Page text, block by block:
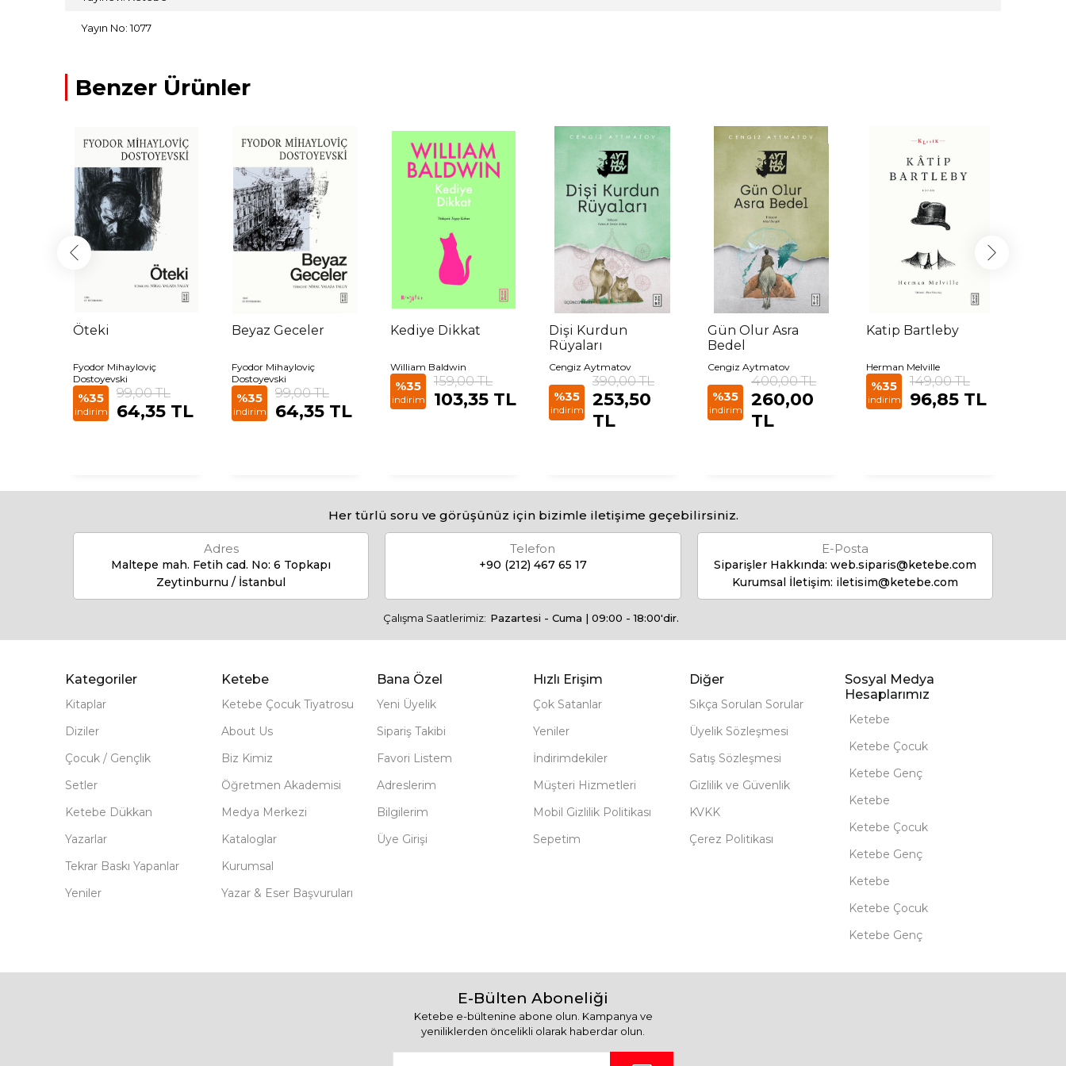
Yayın No: 1077
Benzer Ürünler
Öteki
Fyodor Mihayloviç
Dostoyevski
%35
indirim
99,00 TL
64,35 TL
Beyaz Geceler
Fyodor Mihayloviç
Dostoyevski
%35
indirim
99,00 TL
64,35 TL
Kediye Dikkat
William Baldwin
%35
indirim
159,00 TL
103,35 TL
Dişi Kurdun
Rüyaları
Cengiz Aytmatov
%35
indirim
390,00 TL
253,50
TL
Gün Olur Asra
Bedel
Cengiz Aytmatov
%35
indirim
400,00 TL
260,00
TL
Katip Bartleby
Herman Melville
%35
indirim
149,00 TL
96,85 TL
Her türlü soru ve görüşünüz için bizimle iletişime geçebilirsiniz.
Adres
Maltepe mah. Fetih cad. No: 6 Topkapı
Zeytinburnu / İstanbul
Telefon
+90 (212) 467 65 17
E-Posta
Siparişler Hakkında: web.siparis@ketebe.com
Kurumsal İletişim: iletisim@ketebe.com
Çalışma Saatlerimiz: Pazartesi - Cuma | 09:00 - 18:00'dir.
Kategoriler
Kitaplar
Diziler
Çocuk / Gençlik
Setler
Ketebe Dükkan
Yazarlar
Tekrar Baskı Yapanlar
Yeniler
Ketebe
Ketebe Çocuk Tiyatrosu
About Us
Biz Kimiz
Öğretmen Akademisi
Medya Merkezi
Kataloglar
Kurumsal
Yazar & Eser Başvuruları
Bana Özel
Yeni Üyelik
Sipariş Takibi
Favori Listem
Adreslerim
Bilgilerim
Üye Girişi
Hızlı Erişim
Çok Satanlar
Yeniler
İndirimdekiler
Müşteri Hizmetleri
Mobil Gizlilik Politikası
Sepetim
Diğer
Sıkça Sorulan Sorular
Üyelik Sözleşmesi
Satış Sözleşmesi
Gizlilik ve Güvenlik
KVKK
Çerez Politikası
Sosyal Medya
Hesaplarımız
Ketebe
Ketebe Çocuk
Ketebe Genç
Ketebe
Ketebe Çocuk
Ketebe Genç
Ketebe
Ketebe Çocuk
Ketebe Genç
E-Bülten Aboneliği
Ketebe e-bültenine abone olun. Kampanya ve
yeniliklerden öncelikli olarak haberdar olun.